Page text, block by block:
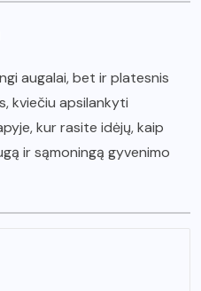
augalai, bet ir platesnis
kviečiu apsilankyti
kur rasite idėjų, kaip
ir sąmoningą gyvenimo